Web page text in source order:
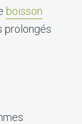
boisson
prolongés